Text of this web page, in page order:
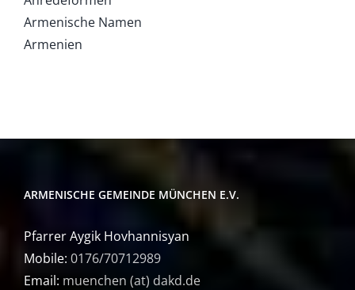
Armenische Namen
Armenien
ARMENISCHE GEMEINDE MÜNCHEN E.V.
Pfarrer Aygik Hovhannisyan
Mobile: 0176/70712989
Email: muenchen (at) dakd.de